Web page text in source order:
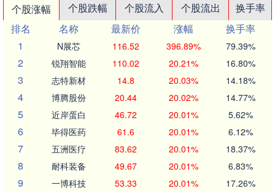
个股涨幅 个股跌幅 个股流入 个股流出
换手率
排名
名称 最新价 涨幅
换手率
1
N展芯 116.52 396.89% 79.39%
2 锐翔智能 110.02 20.21% 16.80%
3 志特新材 14.8 20.03% 14.18%
4 博腾股份 20.44 20.02% 14.77%
5 近岸蛋白 46.72 20.01% 5.62%
6 毕得医药 61.6 20.01% 6.12%
7 五洲医疗 83.62 20.01% 18.37%
8 耐科装备 49.67 20.01% 6.83%
9 一博科技 53.33 20.01% 17.26%